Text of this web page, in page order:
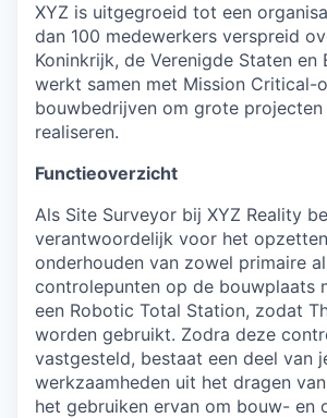
XYZ is uitgegroeid tot een
dan 100 medewerkers verspreid
Koninkrijk, de Verenigde Staten en
werkt samen met Mission Critical-
bouwbedrijven om grote
realiseren.
Functieoverzicht
Als Site Surveyor bij XYZ Reality
verantwoordelijk voor het
onderhouden van zowel primaire
controlepunten op de bouwplaats
een Robotic Total Station, zodat
worden gebruikt. Zodra deze
vastgesteld, bestaat een deel van
werkzaamheden uit het dragen
het gebruiken ervan om bouw- en